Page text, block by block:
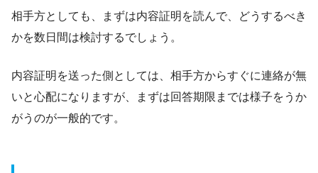
相手方としても、まずは内容証明を読んで、どうするべき
かを数日間は検討するでしょう。
内容証明を送った側としては、相手方からすぐに連絡が無
いと心配になりますが、まずは回答期限までは様子をうか
がうのが一般的です。